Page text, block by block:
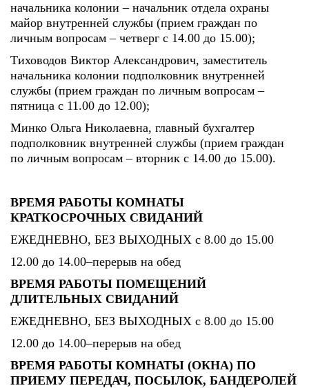
начальника колонии – начальник отдела охраны
майор внутренней службы (прием граждан по
личным вопросам – четверг с 14.00 до 15.00);
Тиховодов Виктор Александрович, заместитель
начальника колонии подполковник внутренней
службы (прием граждан по личным вопросам –
пятница с 11.00 до 12.00);
Минко Ольга Николаевна, главный бухгалтер
подполковник внутренней службы (прием граждан
по личным вопросам – вторник с 14.00 до 15.00).
ВРЕМЯ РАБОТЫ КОМНАТЫ
КРАТКОСРОЧНЫХ СВИДАНИЙ
ЕЖЕДНЕВНО, БЕЗ ВЫХОДНЫХ с 8.00 до 15.00
12.00 до 14.00–перерыв на обед
ВРЕМЯ РАБОТЫ ПОМЕЩЕНИЙ
ДЛИТЕЛЬНЫХ СВИДАНИЙ
ЕЖЕДНЕВНО, БЕЗ ВЫХОДНЫХ с 8.00 до 15.00
12.00 до 14.00–перерыв на обед
ВРЕМЯ РАБОТЫ КОМНАТЫ (ОКНА) ПО
ПРИЕМУ ПЕРЕДАЧ, ПОСЫЛОК, БАНДЕРОЛЕЙ